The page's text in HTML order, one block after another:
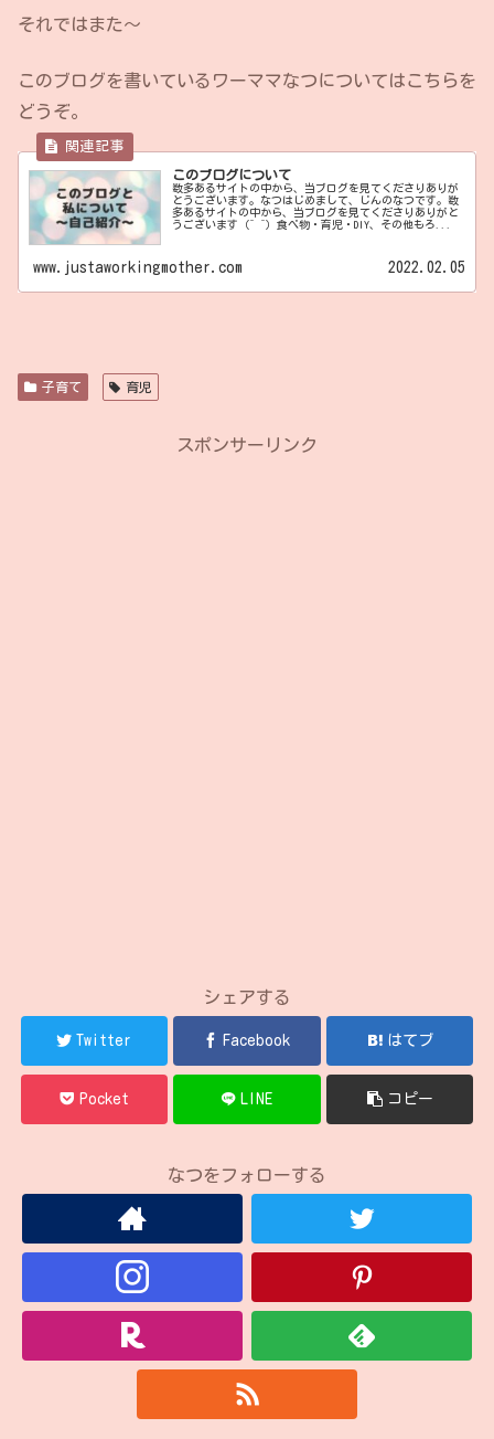
それではまた〜
このブログを書いているワーママなつについてはこちらを
どうぞ。
このブログについて
数多あるサイトの中から、当ブログを見てくださりありが
とうございます。なつはじめまして、じんのなつです。数
多あるサイトの中から、当ブログを見てくださりありがと
うございます（^ ^）食べ物・育児・DIY、その他もろ...
www.justaworkingmother.com 2022.02.05
子育て 育児
スポンサーリンク
シェアする
Twitter Facebook はてブ
Pocket LINE コピー
なつをフォローする